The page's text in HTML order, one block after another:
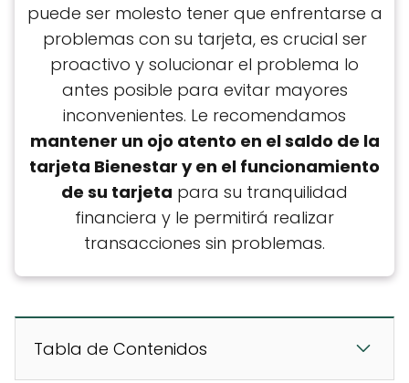
puede ser molesto tener que enfrentarse a
problemas con su tarjeta, es crucial ser
proactivo y solucionar el problema lo
antes posible para evitar mayores
inconvenientes. Le recomendamos
mantener un ojo atento en el saldo de la
tarjeta Bienestar y en el funcionamiento
de su tarjeta para su tranquilidad
financiera y le permitirá realizar
transacciones sin problemas.
Tabla de Contenidos